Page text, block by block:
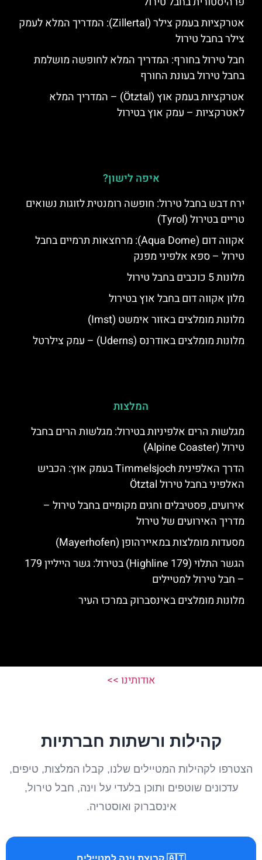
אטרקציות בעמק צילר (Zillertal): המדריך המלא לעמק
צילר בחבל טירול
חבל טירול בחורף: המדריך המלא לחופשה מושלמת
בחבל טירול בעונת החורף
אטרקציות בעמק אוץ (Ötztal) – המדריך המלא
לאטרקציות – עמק אוץ בטירול
איפה לישון?
ירח דבש בחבל טירול: חופשה רומנטית לזוגות נשואים
טריים בטירול (Tyrol)
אקווה דום (Aqua Dome): מרחצאות תרמיים בחבל
טירול – ספא אלפיני מפנק
מלונות 5 כוכבים בחבל טירול
מלון אקווה דום בחבל אוץ בטירול
מלונות מומלצים באזור אימשט (Imst)
מלונות מומלצים באודרנס (Uderns) – עמק צילרטל
המלצות
מגלשות הרים אלפיניות בטירול: מגלשות הרים בחבל
טירול (Alpine Coaster)
הדרך האלפינית Timmelsjoch בעמק אוץ: הכביש
האלפיני בחבל טירול Ötztal
אירועים, פסטיבלים וחגים מקומיים בחבל טירול –
מדריך האירועים של טירול
מסעדות מומלצות במאיירהופן (Mayerhofen)
הגשר התלוי (Highline 179) בטירול: גשר הייליין 179
– חבל טירול למטיילים
מלונות מומלצים באינסברוק במרכז העיר
אודותינו >>
קהילות ורשתות חברתיות
הצטרפו לקהילות המטיילים שלנו, קבלו המלצות, טיפים,
עדכונים שוטפים ותוכן בלעדי על וינה, חבל טירול,
אינסברוק ואוסטריה.